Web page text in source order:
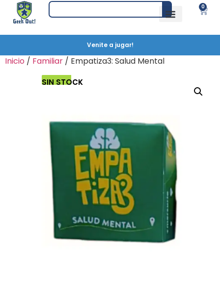
0
Venite a jugar!
Inicio / Familiar / Empatiza3: Salud Mental
SIN STOCK